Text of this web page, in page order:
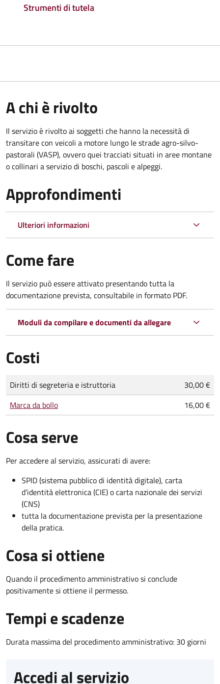
Strumenti di tutela
A chi è rivolto
Il servizio è rivolto ai soggetti che hanno la necessità di
transitare con veicoli a motore lungo le strade agro-silvo-
pastorali (VASP), ovvero quei tracciati situati in aree montane
o collinari a servizio di boschi, pascoli e alpeggi.
Approfondimenti
Ulteriori informazioni
Come fare
Il servizio può essere attivato presentando tutta la
documentazione prevista, consultabile in formato PDF.
Moduli da compilare e documenti da allegare
Costi
Tipo di pagamento
Importo
Diritti di segreteria e istruttoria
30,00 €
Marca da bollo
16,00 €
Cosa serve
Per accedere al servizio, assicurati di avere:
SPID (sistema pubblico di identità digitale), carta
d’identità elettronica (CIE) o carta nazionale dei servizi
(CNS)
tutta la documentazione prevista per la presentazione
della pratica.
Cosa si ottiene
Quando il procedimento amministrativo si conclude
positivamente si ottiene il permesso.
Tempi e scadenze
Durata massima del procedimento amministrativo: 30 giorni
Accedi al servizio